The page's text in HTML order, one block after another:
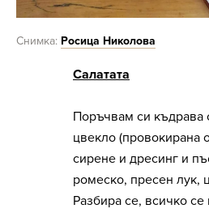
Снимка: Росица Николова
Салатата
Поръчвам си къдрава
цвекло (провокирана
сирене и дресинг и
ромеско, пресен лук,
Разбира се, всичко